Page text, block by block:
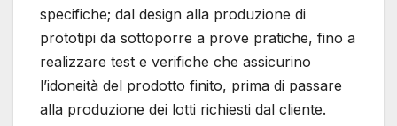
specifiche; dal design alla produzione di
prototipi da sottoporre a prove pratiche, fino a
realizzare test e verifiche che assicurino
l’idoneità del prodotto finito, prima di passare
alla produzione dei lotti richiesti dal cliente.